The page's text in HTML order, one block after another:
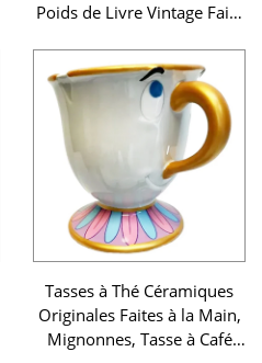
Poids de Livre Vintage Faits
en Vrac avec Logo
personnalisé pour
Décoration de Maison,
Bureau et Étude
Tasses à Thé Céramiques
Originales Faites à la Main,
Mignonnes, Tasse à Café